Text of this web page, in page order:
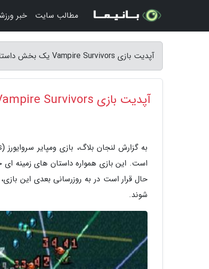
آپدیت بازی Vampire Survivors یک بخش داستانی کامل را اضافه می نماید - لنجان بلاگ
آپدیت بازی Vampire Survivors یک بخش داستانی کامل را اضافه می نماید
است. این بازی همواره داستان های
حال قرار است در به روزرسانی بعدی این
شوند.
مطالب سایت خبر